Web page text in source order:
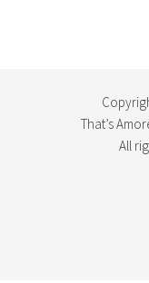
That’s
All